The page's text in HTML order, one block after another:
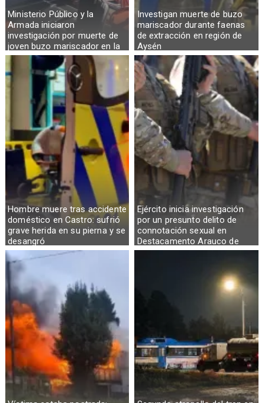
Ministerio Público y la
Armada iniciaron
investigación por muerte de
joven buzo mariscador en la
Región de Aysén
Investigan muerte de buzo
mariscador durante faenas
de extracción en región de
Aysén
Hombre muere tras accidente
doméstico en Castro: sufrió
grave herida en su pierna y se
desangró
Ejército inicia investigación
por un presunto delito de
connotación sexual en
Destacamento Arauco de
Osorno